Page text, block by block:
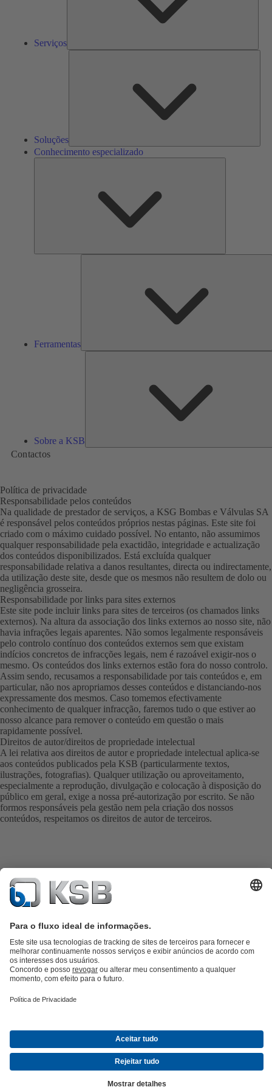
Serviços
Soluções
Conhecimento especializado
Ferramentas
Sobre a KSB
Contactos
Política de privacidade
Responsabilidade pelos conteúdos
Na qualidade de prestador de serviços, a KSG Bombas e Válvulas SA
é responsável pelos conteúdos próprios nestas páginas. Este site foi
criado com o máximo cuidado possível. No entanto, não assumimos
qualquer responsabilidade pela exactidão, integridade e actualização
dos conteúdos disponibilizados. Está excluída qualquer
responsabilidade relativa a danos resultantes, directa ou indirectamente,
da utilização deste site, desde que os mesmos não resultem de dolo ou
negligência grosseira.
Responsabilidade por links para sites externos
Este site pode incluir links para sites de terceiros (os chamados links
externos). Na altura da associação dos links externos ao nosso site, não
havia infrações legais aparentes. Não somos legalmente responsáveis
pelo controlo contínuo dos conteúdos externos sem que existam
indícios concretos de infracções legais, nem é razoável exigir-nos o
mesmo. Os conteúdos dos links externos estão fora do nosso controlo.
Assim sendo, recusamos a responsabilidade por tais conteúdos e, em
particular, não nos apropriamos desses conteúdos e distanciando-nos
expressamente dos mesmos. Caso tomemos efectivamente
conhecimento de qualquer infracção, faremos tudo o que estiver ao
nosso alcance para remover o conteúdo em questão o mais
rapidamente possível.
Direitos de autor/direitos de propriedade intelectual
A lei relativa aos direitos de autor e propriedade intelectual aplica-se
aos conteúdos publicados pela KSB (particularmente textos,
ilustrações, fotografias). Qualquer utilização ou aproveitamento,
especialmente a reprodução, divulgação e colocação à disposição do
público em geral, exige a nossa pré-autorização por escrito. Se não
formos responsáveis pela gestão nem pela criação dos nossos
conteúdos, respeitamos os direitos de autor de terceiros.
Catálogo de produtosKSB SupremeServ: peças sobressalentes
SupremeServ: assistência premium para bombas e válvulas
KSB Portugal • Venha Conhecer-nos melhorEventosInformações
Técnicas e NotíciasOportunidades de carreira na KSBRedes Sociais
Contactos KSB Portugal
© KSB SE & Co. KGaA
Declaração de Responsabilidade